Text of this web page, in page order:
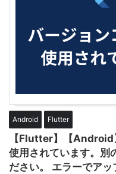
Android Flutter
【Flutter】【Android
使用されています。別
ださい。 エラーでアッ